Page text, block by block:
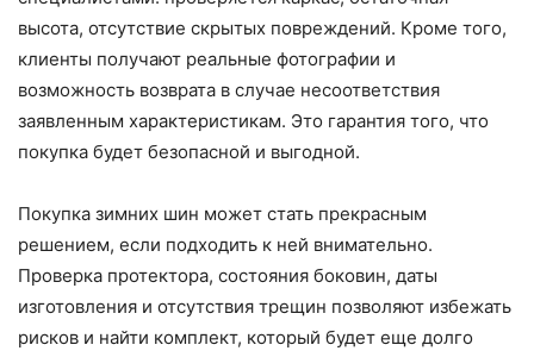
высота, отсутствие скрытых повреждений. Кроме того,
клиенты получают реальные фотографии и
возможность возврата в случае несоответствия
заявленным характеристикам. Это гарантия того, что
покупка будет безопасной и выгодной.
Покупка зимних шин может стать прекрасным
решением, если подходить к ней внимательно.
Проверка протектора, состояния боковин, даты
изготовления и отсутствия трещин позволяют избежать
рисков и найти комплект, который будет еще долго